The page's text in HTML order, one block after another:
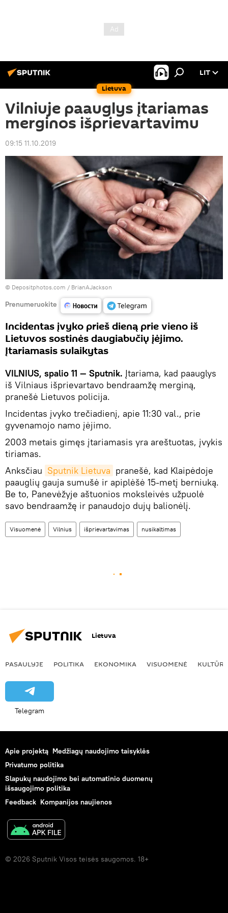
Lietuva
LIT
Vilniuje paauglys įtariamas
merginos išprievartavimu
09:15 11.10.2019
© Depositphotos.com / BrianAJackson
Prenumeruokite
Incidentas įvyko prieš dieną prie vieno iš
Lietuvos sostinės daugiabučių įėjimo.
Įtariamasis sulaikytas
VILNIUS, spalio 11 — Sputnik. Įtariama, kad paauglys
iš Vilniaus išprievartavo bendraamžę merginą,
pranešė Lietuvos policija.
Incidentas įvyko trečiadienį, apie 11:30 val., prie
gyvenamojo namo įėjimo.
2003 metais gimęs įtariamasis yra areštuotas, įvykis
tiriamas.
Anksčiau Sputnik Lietuva pranešė, kad Klaipėdoje
paauglių gauja sumušė ir apiplėšė 15-metį berniuką.
Be to, Panevėžyje aštuonios moksleivės užpuolė
savo bendraamžę ir panaudojo dujų balionėlį.
Visuomenė Vilnius išprievartavimas nusikaltimas
Lietuva
PASAULYJE POLITIKA EKONOMIKA VISUOMENĖ KULTŪRA
Telegram
Apie projektą Medžiagų naudojimo taisyklės
Privatumo politika
Slapukų naudojimo bei automatinio duomenų
išsaugojimo politika
Feedback Kompanijos naujienos
© 2026 Sputnik Visos teisės saugomos. 18+